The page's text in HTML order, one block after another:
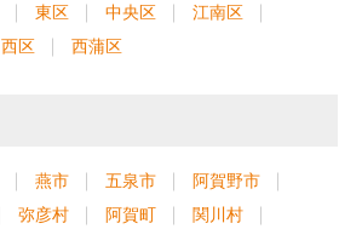
東区 中央区
江南区
西区 西蒲区
燕市 五泉市
阿賀野市
弥彦村 阿賀町
関川村